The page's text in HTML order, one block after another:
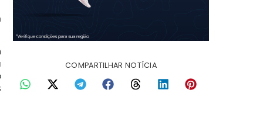
COMPARTILHAR NOTÍCIA